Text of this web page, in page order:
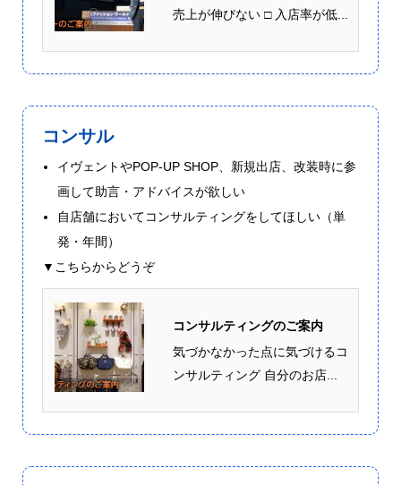
売上が伸びない □ 入店率が低...
コンサル
イヴェントやPOP-UP SHOP、新規出店、改装時に参
画して助言・アドバイスが欲しい
自店舗においてコンサルティングをしてほしい（単
発・年間）
▼こちらからどうぞ
コンサルティングのご案内
気づかなかった点に気づけるコ
ンサルティング 自分のお店...